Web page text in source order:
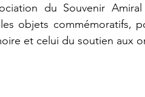
du Souvenir
objets commémoratifs,
et celui du soutien aux